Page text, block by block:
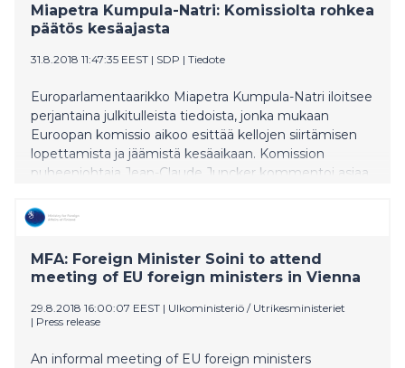
Miapetra Kumpula-Natri: Komissiolta rohkea
päätös kesäajasta
31.8.2018 11:47:35 EEST | SDP | Tiedote
Europarlamentaarikko Miapetra Kumpula-Natri iloitsee
perjantaina julkitulleista tiedoista, jonka mukaan
Euroopan komissio aikoo esittää kellojen siirtämisen
lopettamista ja jäämistä kesäaikaan. Komission
puheenjohtaja Jean-Claude Juncker kommentoi asiaa
MFA: Foreign Minister Soini to attend
meeting of EU foreign ministers in Vienna
29.8.2018 16:00:07 EEST | Ulkoministeriö / Utrikesministeriet
| Press release
An informal meeting of EU foreign ministers